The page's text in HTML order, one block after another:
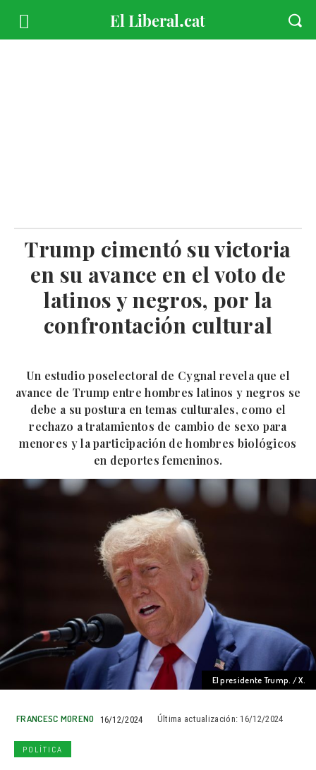
Trump cimentó su victoria
en su avance en el voto de
latinos y negros, por la
confrontación cultural
Un estudio poselectoral de Cygnal revela que el
avance de Trump entre hombres latinos y negros se
debe a su postura en temas culturales, como el
rechazo a tratamientos de cambio de sexo para
menores y la participación de hombres biológicos
en deportes femeninos.
El presidente Trump. / X.
FRANCESC MORENO 16/12/2024 Última actualización: 16/12/2024
POLÍTICA